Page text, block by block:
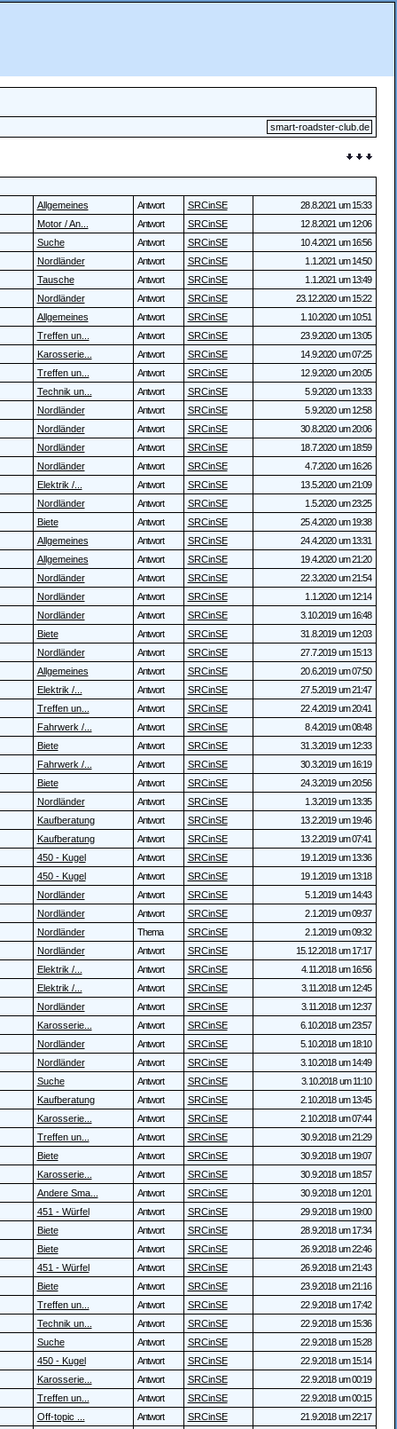
smart-roadster-club.de
Allgemeines Antwort SRCinSE
28.8.2021 um 15:33
Motor / An... Antwort SRCinSE
12.8.2021 um 12:06
Suche Antwort SRCinSE
10.4.2021 um 16:56
Nordländer Antwort SRCinSE
1.1.2021 um 14:50
Tausche Antwort SRCinSE
1.1.2021 um 13:49
Nordländer Antwort SRCinSE
23.12.2020 um 15:22
Allgemeines Antwort SRCinSE
1.10.2020 um 10:51
Treffen un... Antwort SRCinSE
23.9.2020 um 13:05
Karosserie... Antwort SRCinSE
14.9.2020 um 07:25
Treffen un... Antwort SRCinSE
12.9.2020 um 20:05
Technik un... Antwort SRCinSE
5.9.2020 um 13:33
Nordländer Antwort SRCinSE
5.9.2020 um 12:58
Nordländer Antwort SRCinSE
30.8.2020 um 20:06
Nordländer Antwort SRCinSE
18.7.2020 um 18:59
Nordländer Antwort SRCinSE
4.7.2020 um 16:26
Elektrik /... Antwort SRCinSE
13.5.2020 um 21:09
Nordländer Antwort SRCinSE
1.5.2020 um 23:25
Biete Antwort SRCinSE
25.4.2020 um 19:38
Allgemeines Antwort SRCinSE
24.4.2020 um 13:31
Allgemeines Antwort SRCinSE
19.4.2020 um 21:20
Nordländer Antwort SRCinSE
22.3.2020 um 21:54
Nordländer Antwort SRCinSE
1.1.2020 um 12:14
Nordländer Antwort SRCinSE
3.10.2019 um 16:48
Biete Antwort SRCinSE
31.8.2019 um 12:03
Nordländer Antwort SRCinSE
27.7.2019 um 15:13
Allgemeines Antwort SRCinSE
20.6.2019 um 07:50
Elektrik /... Antwort SRCinSE
27.5.2019 um 21:47
Treffen un... Antwort SRCinSE
22.4.2019 um 20:41
Fahrwerk /... Antwort SRCinSE
8.4.2019 um 08:48
Biete Antwort SRCinSE
31.3.2019 um 12:33
Fahrwerk /... Antwort SRCinSE
30.3.2019 um 16:19
Biete Antwort SRCinSE
24.3.2019 um 20:56
Nordländer Antwort SRCinSE
1.3.2019 um 13:35
Kaufberatung Antwort SRCinSE
13.2.2019 um 19:46
Kaufberatung Antwort SRCinSE
13.2.2019 um 07:41
450 - Kugel Antwort SRCinSE
19.1.2019 um 13:36
450 - Kugel Antwort SRCinSE
19.1.2019 um 13:18
Nordländer Antwort SRCinSE
5.1.2019 um 14:43
Nordländer Antwort SRCinSE
2.1.2019 um 09:37
Nordländer Thema SRCinSE
2.1.2019 um 09:32
Nordländer Antwort SRCinSE
15.12.2018 um 17:17
Elektrik /... Antwort SRCinSE
4.11.2018 um 16:56
Elektrik /... Antwort SRCinSE
3.11.2018 um 12:45
Nordländer Antwort SRCinSE
3.11.2018 um 12:37
Karosserie... Antwort SRCinSE
6.10.2018 um 23:57
Nordländer Antwort SRCinSE
5.10.2018 um 18:10
Nordländer Antwort SRCinSE
3.10.2018 um 14:49
Suche Antwort SRCinSE
3.10.2018 um 11:10
Kaufberatung Antwort SRCinSE
2.10.2018 um 13:45
Karosserie... Antwort SRCinSE
2.10.2018 um 07:44
Treffen un... Antwort SRCinSE
30.9.2018 um 21:29
Biete Antwort SRCinSE
30.9.2018 um 19:07
Karosserie... Antwort SRCinSE
30.9.2018 um 18:57
Andere Sma... Antwort SRCinSE
30.9.2018 um 12:01
451 - Würfel Antwort SRCinSE
29.9.2018 um 19:00
Biete Antwort SRCinSE
28.9.2018 um 17:34
Biete Antwort SRCinSE
26.9.2018 um 22:46
451 - Würfel Antwort SRCinSE
26.9.2018 um 21:43
Biete Antwort SRCinSE
23.9.2018 um 21:16
Treffen un... Antwort SRCinSE
22.9.2018 um 17:42
Technik un... Antwort SRCinSE
22.9.2018 um 15:36
Suche Antwort SRCinSE
22.9.2018 um 15:28
450 - Kugel Antwort SRCinSE
22.9.2018 um 15:14
Karosserie... Antwort SRCinSE
22.9.2018 um 00:19
Treffen un... Antwort SRCinSE
22.9.2018 um 00:15
Off-topic ... Antwort SRCinSE
21.9.2018 um 22:17